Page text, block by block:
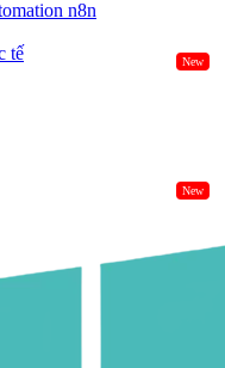
n8n
tế
New
New